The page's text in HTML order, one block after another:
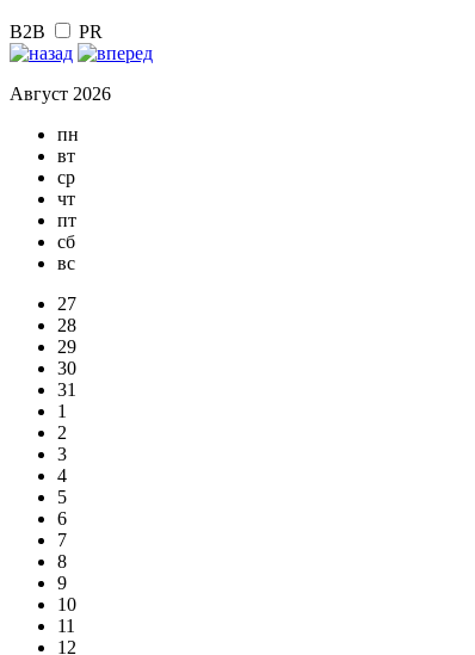
B2B PR
Август 2026
пн
вт
ср
чт
пт
сб
вс
27
28
29
30
31
1
2
3
4
5
6
7
8
9
10
11
12